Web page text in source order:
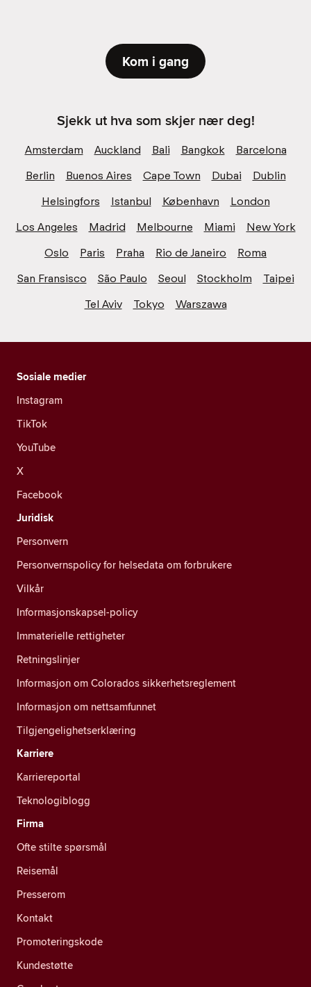
Kom i gang
Sjekk ut hva som skjer nær deg!
Amsterdam Auckland Bali Bangkok
Barcelona
Berlin
Buenos Aires Cape Town Dubai
Dublin
Helsingfors
Istanbul København
London
Los Angeles
Madrid Melbourne Miami
New York
Oslo
Paris Praha Rio de Janeiro
Roma
San Fransisco
São Paulo Seoul Stockholm
Taipei
Tel Aviv
Tokyo Warszawa
Sosiale medier
Instagram
TikTok
YouTube
X
Facebook
Juridisk
Personvern
Personvernspolicy for helsedata om forbrukere
Vilkår
Informasjonskapsel-policy
Immaterielle rettigheter
Retningslinjer
Informasjon om Colorados sikkerhetsreglement
Informasjon om nettsamfunnet
Tilgjengelighetserklæring
Karriere
Karriereportal
Teknologiblogg
Firma
Ofte stilte spørsmål
Reisemål
Presserom
Kontakt
Promoteringskode
Kundestøtte